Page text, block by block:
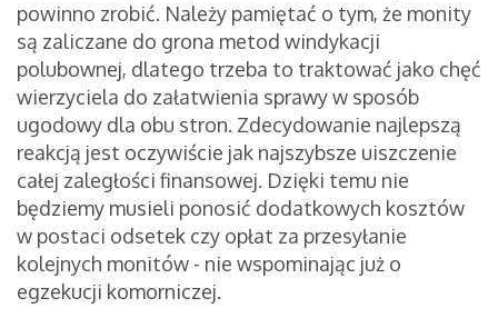
powinno zrobić. Należy pamiętać o tym, że monity
są zaliczane do grona metod windykacji
polubownej, dlatego trzeba to traktować jako chęć
wierzyciela do załatwienia sprawy w sposób
ugodowy dla obu stron. Zdecydowanie najlepszą
reakcją jest oczywiście jak najszybsze uiszczenie
całej zaległości finansowej. Dzięki temu nie
będziemy musieli ponosić dodatkowych kosztów
w postaci odsetek czy opłat za przesyłanie
kolejnych monitów - nie wspominając już o
egzekucji komorniczej.